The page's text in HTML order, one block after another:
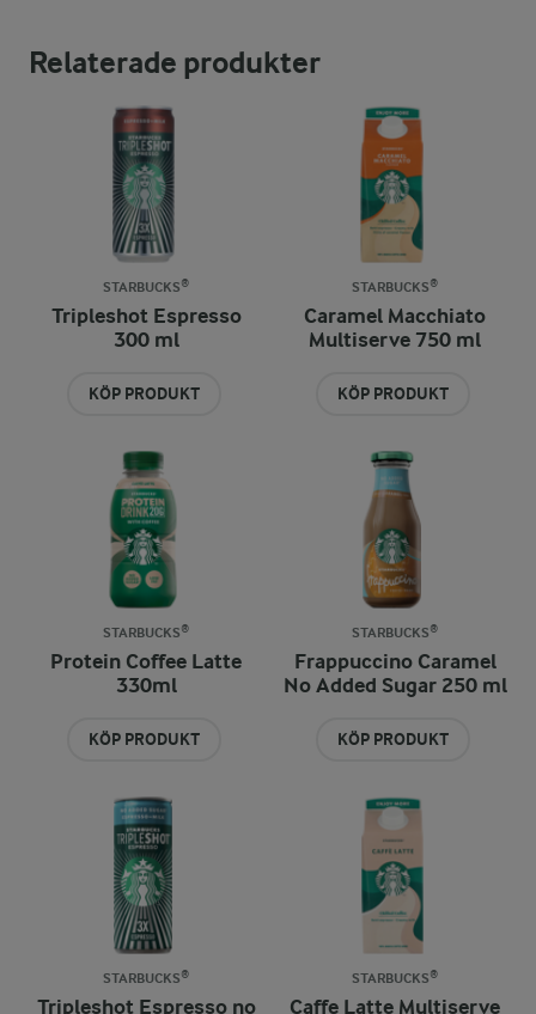
Relaterade produkter
STARBUCKS®
Tripleshot Espresso
300 ml
KÖP PRODUKT
STARBUCKS®
Caramel Macchiato
Multiserve 750 ml
KÖP PRODUKT
STARBUCKS®
Protein Coffee Latte
330ml
KÖP PRODUKT
STARBUCKS®
Frappuccino Caramel
No Added Sugar 250 ml
KÖP PRODUKT
STARBUCKS®
Tripleshot Espresso no
STARBUCKS®
Caffe Latte Multiserve